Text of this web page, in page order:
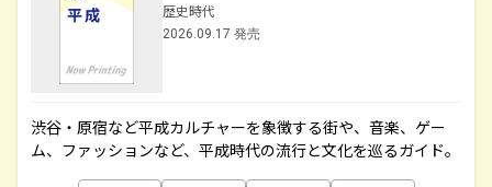
歴史時代
2026.09.17 発売
渋谷・原宿など平成カルチャーを象徴する街や、音楽、ゲー
ム、ファッションなど、平成時代の流行と文化を巡るガイド。